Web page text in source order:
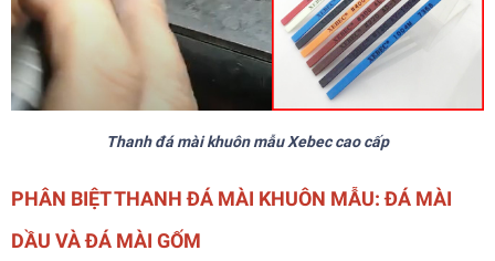
Thanh đá mài khuôn mẫu Xebec cao cấp
PHÂN BIỆT THANH ĐÁ MÀI KHUÔN MẪU: ĐÁ MÀI
DẦU VÀ ĐÁ MÀI GỐM